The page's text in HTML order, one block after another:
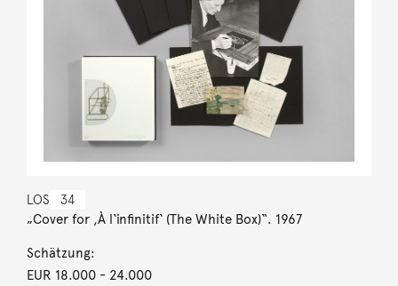
LOS 34
„Cover for ,À l‘infinitif‘ (The White Box)“. 1967
Schätzung:
EUR 18.000- 24.000